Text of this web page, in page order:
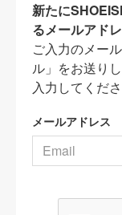
新たに
るメールアド
ご入力のメー
ル」をお送り
入力してくださ
メールアドレス